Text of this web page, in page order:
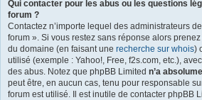
Qui contacter pour les abus ou les questions
forum ?
Contactez n’importe lequel des administrateurs
forum ». Si vous restez sans réponse alors
du domaine (en faisant une recherche sur whois)
utilisé (exemple : Yahoo!, Free, f2s.com, etc.),
des abus. Notez que phpBB Limited n’a
peut être, en aucun cas, tenu pour responsable
forum est utilisé. Il est inutile de contacter phpBB